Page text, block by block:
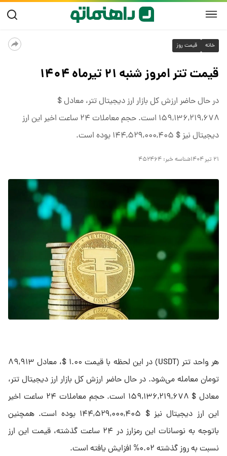
خانه قیمت روز
قیمت تتر امروز شنبه ۲۱ تیرماه ۱۴۰۴
در حال حاضر ارزش کل بازار ارز دیجیتال تتر، معادل $
۱۵۹,۱۳۶,۲۱۹,۶۷۸ است. حجم معاملات ۲۴ ساعت اخیر این ارز
دیجیتال نیز $ ۱۴۴,۵۲۹,۰۰۰,۴۰۵ بوده است.
۲۱ تیر ۱۴۰۴ شناسه خبر: ۴۵۲۴۶۴
هر واحد تتر (USDT) در این لحظه با قیمت ۱.۰۰ $، معادل ۸۹,۹۱۳
تومان معامله می‌شود. در حال حاضر ارزش کل بازار ارز دیجیتال تتر،
معادل $ ۱۵۹,۱۳۶,۲۱۹,۶۷۸ است. حجم معاملات ۲۴ ساعت اخیر
این ارز دیجیتال نیز $ ۱۴۴,۵۲۹,۰۰۰,۴۰۵ بوده است. همچنین
باتوجه به نوسانات این رمزارز در ۲۴ ساعت گذشته، قیمت این ارز
نسبت به روز گذشته ۰.۰۲% افزایش یافته است.